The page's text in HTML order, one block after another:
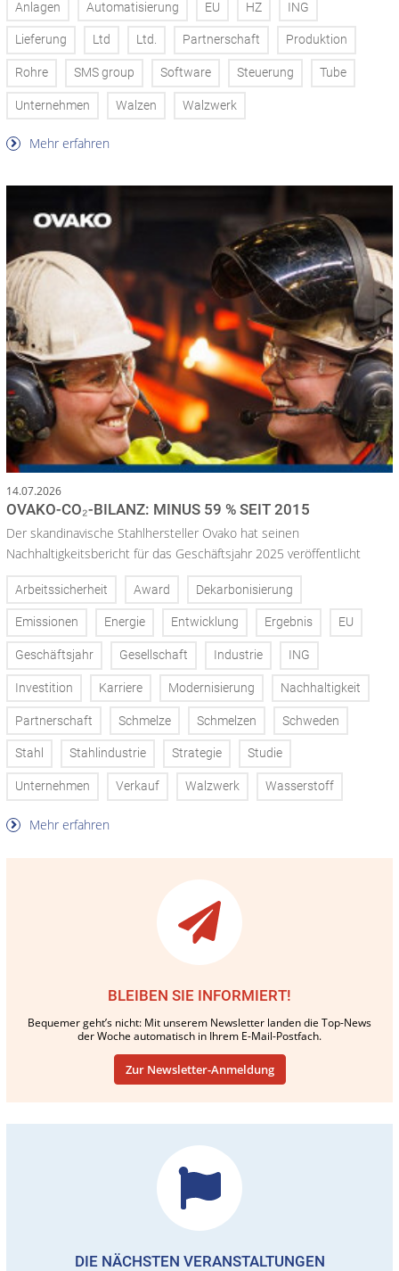
Anlagen Automatisierung EU HZ ING
Lieferung Ltd Ltd. Partnerschaft Produktion
Rohre SMS group Software Steuerung Tube
Unternehmen Walzen Walzwerk
Mehr erfahren
14.07.2026
OVAKO-CO₂-BILANZ: MINUS 59 % SEIT 2015
Der skandinavische Stahlhersteller Ovako hat seinen
Nachhaltigkeitsbericht für das Geschäftsjahr 2025 veröffentlicht
Arbeitssicherheit Award Dekarbonisierung
Emissionen Energie Entwicklung Ergebnis EU
Geschäftsjahr Gesellschaft Industrie ING
Investition Karriere Modernisierung Nachhaltigkeit
Partnerschaft Schmelze Schmelzen Schweden
Stahl Stahlindustrie Strategie Studie
Unternehmen Verkauf Walzwerk Wasserstoff
Mehr erfahren
BLEIBEN SIE INFORMIERT!
Bequemer geht’s nicht: Mit unserem Newsletter landen die Top-News
der Woche automatisch in Ihrem E-Mail-Postfach.
Zur Newsletter-Anmeldung
DIE NÄCHSTEN VERANSTALTUNGEN